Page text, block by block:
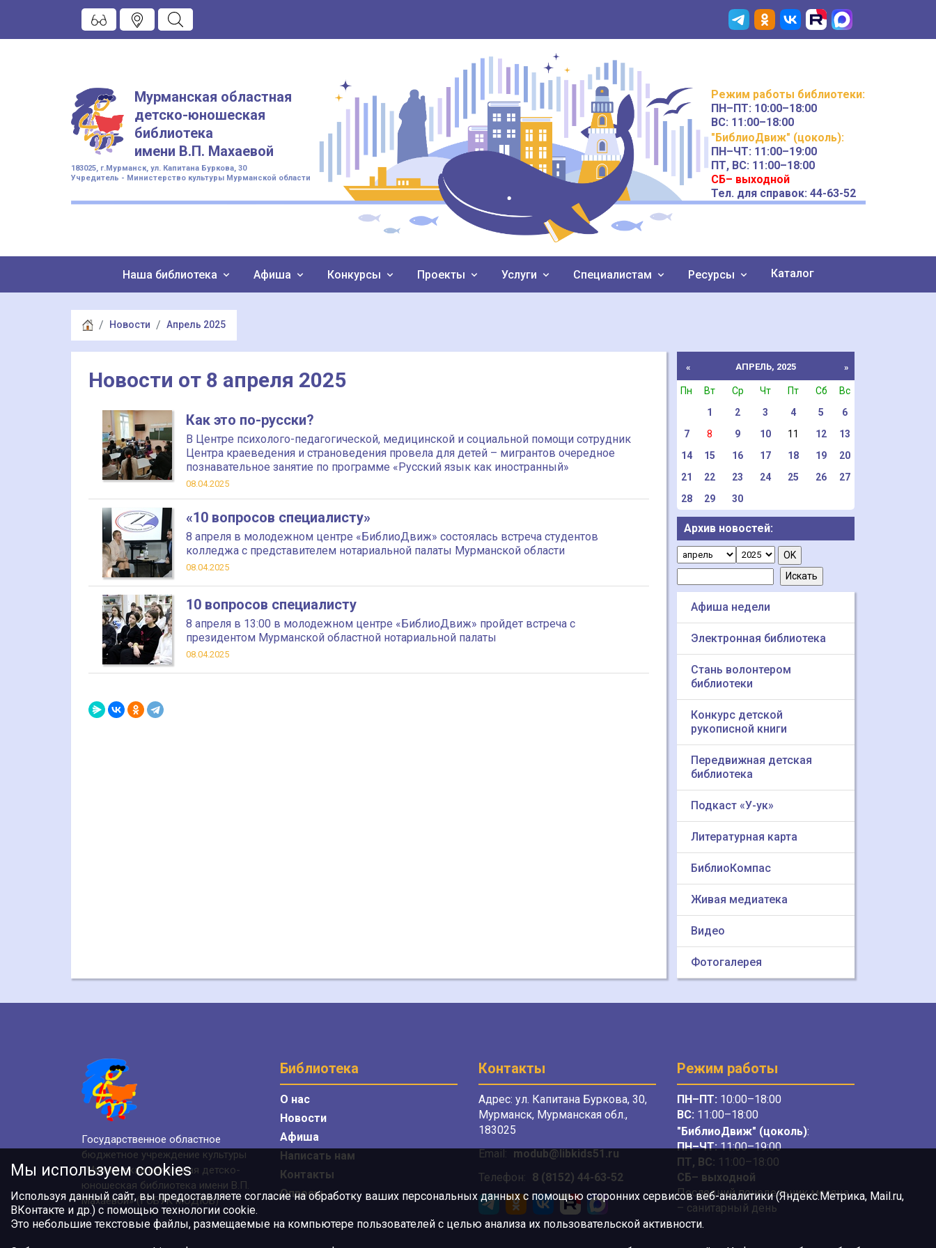
Мурманская областная
детско-юношеская
библиотека
имени В.П. Махаевой
183025, г.Мурманск, ул. Капитана Буркова, 30
Учредитель - Министерство культуры Мурманской области
Режим работы библиотеки:
ПН–ПТ: 10:00–18:00
ВС: 11:00–18:00
"БиблиоДвиж" (цоколь):
ПН–ЧТ: 11:00–19:00
ПТ, ВС: 11:00–18:00
СБ– выходной
Тел. для справок: 44-63-52
Наша библиотека Афиша Конкурсы Проекты Услуги Специалистам Ресурсы Каталог
Новости Апрель 2025
Новости от 8 апреля 2025
Как это по-русски?
В Центре психолого-педагогической, медицинской и социальной помощи сотрудник
Центра краеведения и страноведения провела для детей – мигрантов очередное
познавательное занятие по программе «Русский язык как иностранный»
08.04.2025
«10 вопросов специалисту»
8 апреля в молодежном центре «БиблиоДвиж» состоялась встреча студентов
колледжа с представителем нотариальной палаты Мурманской области
08.04.2025
10 вопросов специалисту
8 апреля в 13:00 в молодежном центре «БиблиоДвиж» пройдет встреча с
президентом Мурманской областной нотариальной палаты
08.04.2025
« АПРЕЛЬ, 2025 »
Пн Вт Ср Чт Пт Сб
Вс
1
2 3 4 5
6
7
8 9 10 11 12
13
14
15 16 17 18 19
20
21
22 23 24 25 26
27
28
29 30
Архив новостей:
Афиша недели
Электронная библиотека
Стань волонтером
библиотеки
Конкурс детской
рукописной книги
Передвижная детская
библиотека
Подкаст «У-ук»
Литературная карта
БиблиоКомпас
Живая медиатека
Видео
Фотогалерея
Государственное областное
бюджетное учреждение культуры
«Мурманская областная детско-
юношеская библиотека имени В.П.
Махаевой» (ГОБУК МОДЮБ)
Библиотека
О нас
Новости
Афиша
Написать нам
Контакты
Опросы
Контакты
Адрес: ул. Капитана Буркова, 30,
Мурманск, Мурманская обл.,
183025
Email: modub@libkids51.ru
Телефон: 8 (8152) 44-63-52
Режим работы
ПН–ПТ: 10:00–18:00
ВС: 11:00–18:00
"БиблиоДвиж" (цоколь):
ПН–ЧТ:11:00–19:00
ПТ, ВС: 11:00–18:00
СБ– выходной
Последний понедельник месяца
– санитарный день
Мы используем cookies
Используя данный сайт, вы предоставляете согласие на обработку ваших персональных данных с помощью сторонних сервисов веб-аналитики (Яндекс.Метрика, Mail.ru,
ВКонтакте и др.) с помощью технологии cookie.
Это небольшие текстовые файлы, размещаемые на компьютере пользователей с целью анализа их пользовательской активности.